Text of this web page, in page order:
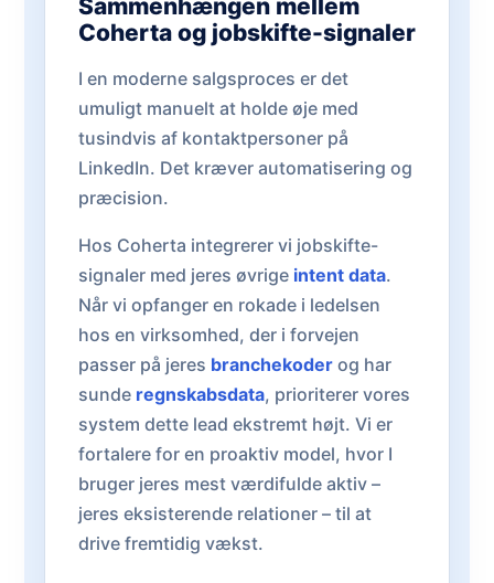
Sammenhængen mellem
Coherta og jobskifte-signaler
I en moderne salgsproces er det
umuligt manuelt at holde øje med
tusindvis af kontaktpersoner på
LinkedIn. Det kræver automatisering og
præcision.
Hos Coherta integrerer vi jobskifte-
signaler med jeres øvrige intent data.
Når vi opfanger en rokade i ledelsen
hos en virksomhed, der i forvejen
passer på jeres branchekoder og har
sunde regnskabsdata, prioriterer vores
system dette lead ekstremt højt. Vi er
fortalere for en proaktiv model, hvor I
bruger jeres mest værdifulde aktiv –
jeres eksisterende relationer – til at
drive fremtidig vækst.